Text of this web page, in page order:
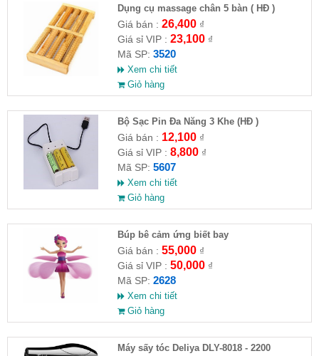
Dụng cụ massage chân 5 bàn ( HĐ )
Giá bán : 26,400₫
Giá sỉ VIP : 23,100₫
Mã SP: 3520
Xem chi tiết
Giỏ hàng
Bộ Sạc Pin Đa Năng 3 Khe (HĐ )
Giá bán : 12,100₫
Giá sỉ VIP : 8,800₫
Mã SP: 5607
Xem chi tiết
Giỏ hàng
​Búp bê cảm ứng biết bay
Giá bán : 55,000₫
Giá sỉ VIP : 50,000₫
Mã SP: 2628
Xem chi tiết
Giỏ hàng
Máy sấy tóc Deliya DLY-8018 - 2200